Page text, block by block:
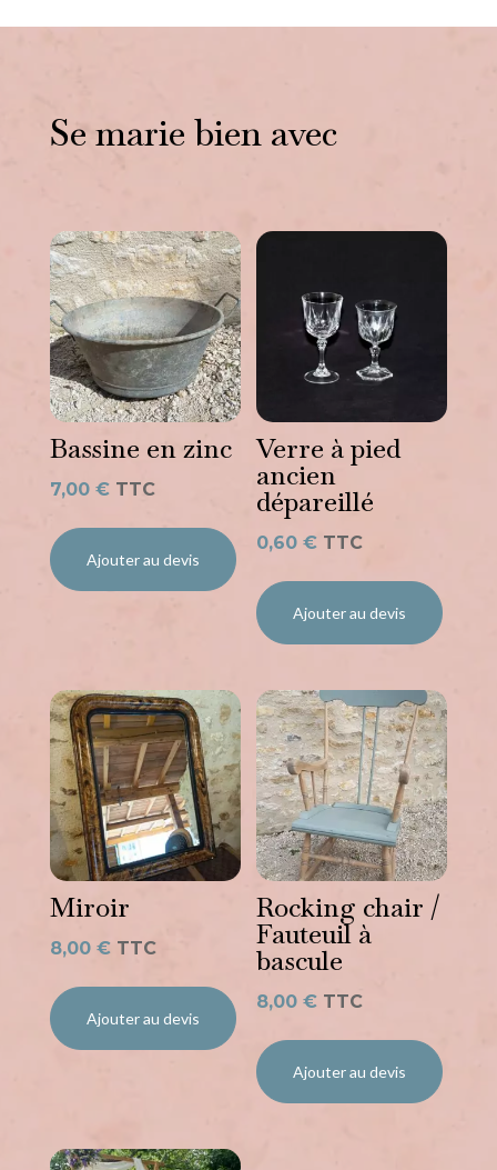
Se marie bien avec
Bassine en zinc
7,00 € TTC
Ajouter au devis
Verre à pied
ancien
dépareillé
0,60€ TTC
Ajouter au devis
Miroir
8,00 € TTC
Ajouter au devis
Rocking chair /
Fauteuil à
bascule
8,00€ TTC
Ajouter au devis